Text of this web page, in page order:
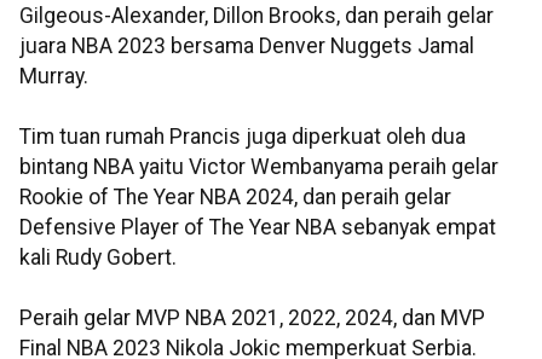
Gilgeous-Alexander, Dillon Brooks, dan peraih gelar
juara NBA 2023 bersama Denver Nuggets Jamal
Murray.
Tim tuan rumah Prancis juga diperkuat oleh dua
bintang NBA yaitu Victor Wembanyama peraih gelar
Rookie of The Year NBA 2024, dan peraih gelar
Defensive Player of The Year NBA sebanyak empat
kali Rudy Gobert.
Peraih gelar MVP NBA 2021, 2022, 2024, dan MVP
Final NBA 2023 Nikola Jokic memperkuat Serbia.